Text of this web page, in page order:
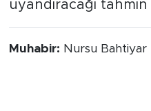
uyandıracağı
Muhabir: Nursu Bahtiyar